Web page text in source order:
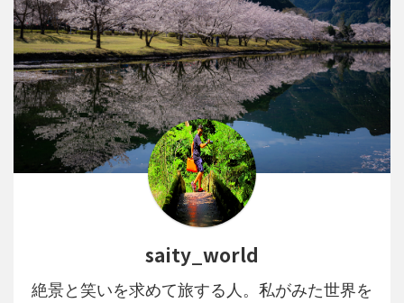
saity_world
絶景と笑いを求めて旅する人。私がみた世界を